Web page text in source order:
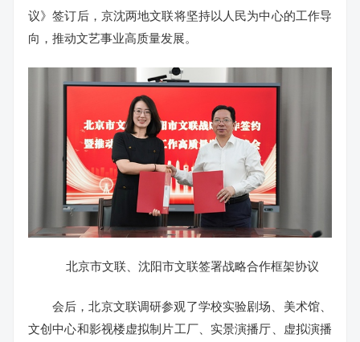
议》签订后，京沈两地文联将坚持以人民为中心的工作导
向，推动文艺事业高质量发展。
北京市文联、沈阳市文联签署战略合作框架协议
会后，北京文联调研参观了学校实验剧场、美术馆、
文创中心和影视楼虚拟制片工厂、实景演播厅、虚拟演播